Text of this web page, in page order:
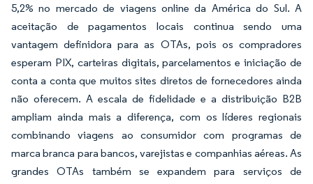
5,2% no mercado de viagens online da América do Sul. A
aceitação de pagamentos locais continua sendo uma
vantagem definidora para as OTAs, pois os compradores
esperam PIX, carteiras digitais, parcelamentos e iniciação de
conta a conta que muitos sites diretos de fornecedores ainda
não oferecem. A escala de fidelidade e a distribuição B2B
ampliam ainda mais a diferença, com os líderes regionais
combinando viagens ao consumidor com programas de
marca branca para bancos, varejistas e companhias aéreas. As
grandes OTAs também se expandem para serviços de